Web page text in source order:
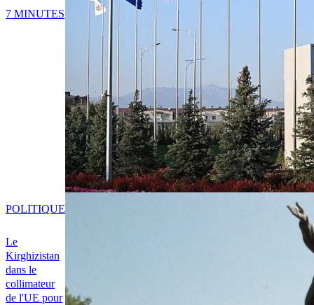
7 MINUTES
Le
Kirghizistan
dans le
collimateur
de l'UE pour
POLITIQUE